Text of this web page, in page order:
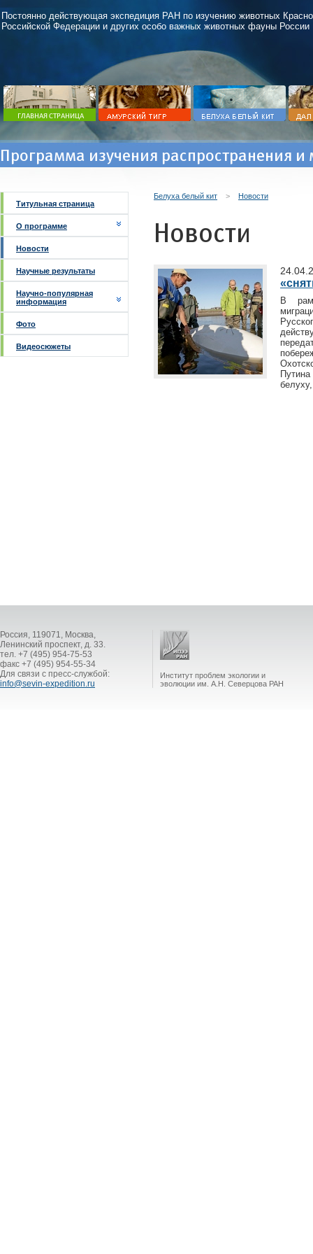
Постоянно действующая экспедиция РАН по изучению животных
Российской Федерации и других особо важных животных фауны России
Программа изучения распространения и
Титульная страница
О программе
Новости
Научные результаты
Научно-популярная
информация
Фото
Видеосюжеты
Белуха белый кит > Новости
Новости
В
Россия, 119071, Москва,
Ленинский проспект, д. 33.
тел. +7 (495) 954-75-53
факс +7 (495) 954-55-34
Для связи с пресс-службой:
info@sevin-expedition.ru
Институт проблем экологии и
эволюции им. А.Н. Северцова РАН